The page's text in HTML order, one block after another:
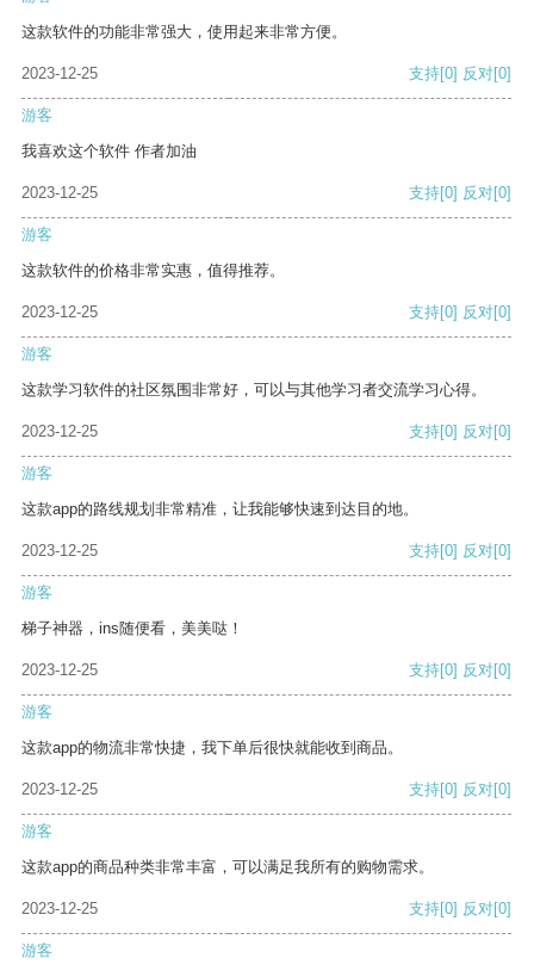
这款软件的功能非常强大，使用起来非常方便。
2023-12-25 支持[0] 反对[0]
游客
我喜欢这个软件 作者加油
2023-12-25 支持[0] 反对[0]
游客
这款软件的价格非常实惠，值得推荐。
2023-12-25 支持[0] 反对[0]
游客
这款学习软件的社区氛围非常好，可以与其他学习者交流学习心得。
2023-12-25 支持[0] 反对[0]
游客
这款app的路线规划非常精准，让我能够快速到达目的地。
2023-12-25 支持[0] 反对[0]
游客
梯子神器，ins随便看，美美哒！
2023-12-25 支持[0] 反对[0]
游客
这款app的物流非常快捷，我下单后很快就能收到商品。
2023-12-25 支持[0] 反对[0]
游客
这款app的商品种类非常丰富，可以满足我所有的购物需求。
2023-12-25 支持[0] 反对[0]
游客